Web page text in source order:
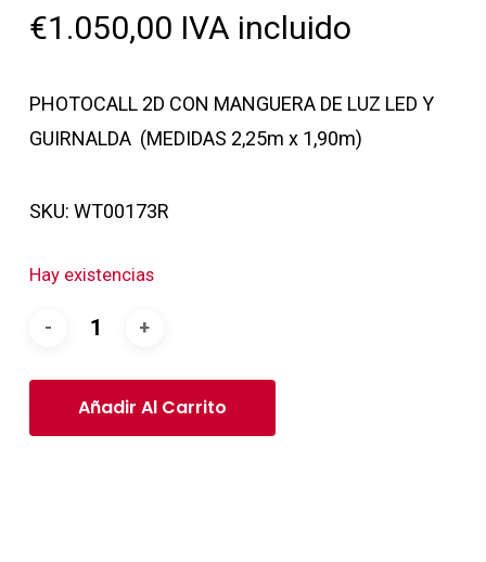
€1.050,00 IVA incluido
PHOTOCALL 2D CON MANGUERA DE LUZ LED Y
GUIRNALDA (MEDIDAS 2,25m x 1,90m)
SKU: WT00173R
Hay existencias
Añadir Al Carrito